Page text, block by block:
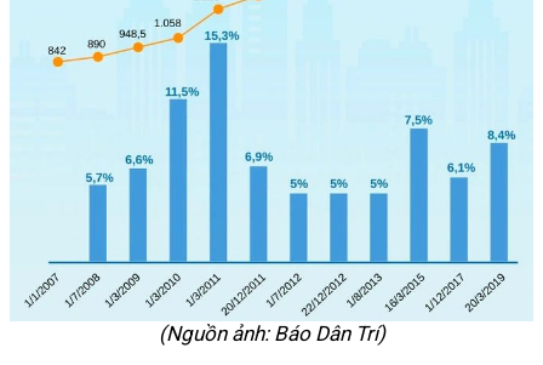
(Nguồn ảnh: Báo Dân Trí)